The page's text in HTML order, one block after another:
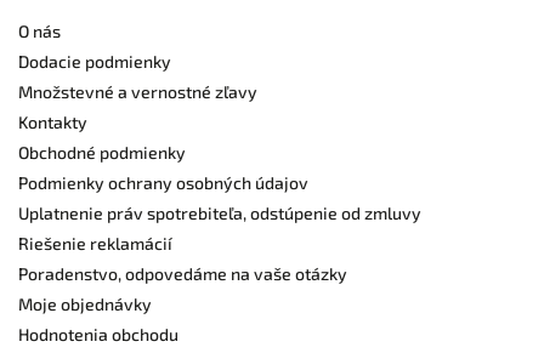
O nás
Dodacie podmienky
Množstevné a vernostné zľavy
Kontakty
Obchodné podmienky
Podmienky ochrany osobných údajov
Uplatnenie práv spotrebiteľa, odstúpenie od zmluvy
Riešenie reklamácií
Poradenstvo, odpovedáme na vaše otázky
Moje objednávky
Hodnotenia obchodu